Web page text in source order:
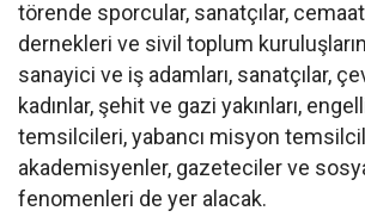
törende sporcular, sanatçılar, cemaat
dernekleri ve sivil toplum
sanayici ve iş adamları, sanatçılar,
kadınlar, şehit ve gazi yakınları,
temsilcileri, yabancı misyon
akademisyenler, gazeteciler ve
fenomenleri de yer alacak.